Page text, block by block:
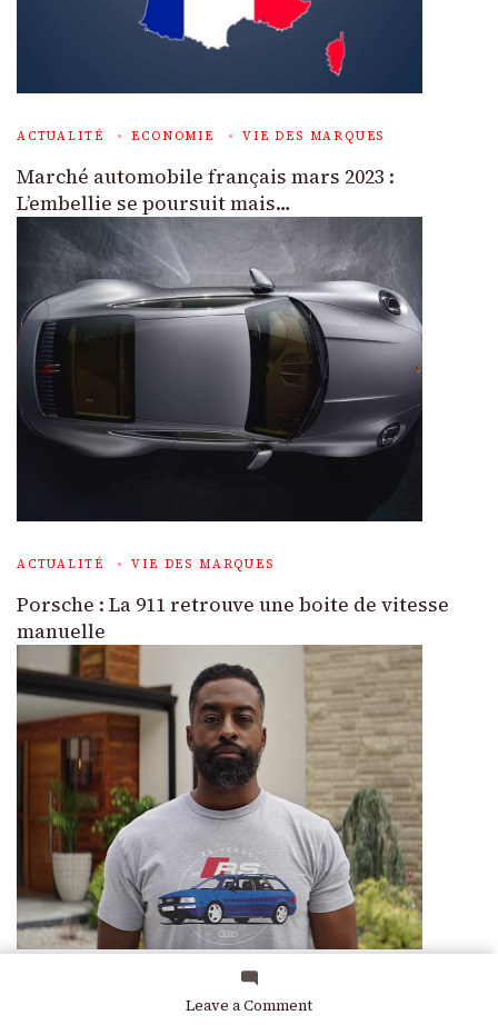
Leave a Commenton
ACTUALITÉ ECONOMIE VIE DES MARQUES
Marché automobile français mars 2023 :
L’embellie se poursuit mais…
ACTUALITÉ VIE DES MARQUES
Porsche : La 911 retrouve une boite de vitesse
manuelle